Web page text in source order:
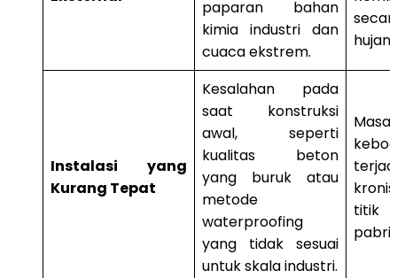
paparan bahan
kimia industri dan
cuaca ekstrem.
hujan
Instalasi yang
Kurang Tepat
Kesalahan pada
saat konstruksi
awal, seperti
kualitas beton
yang buruk atau
metode
waterproofing
yang tidak sesuai
untuk skala industri.
titik